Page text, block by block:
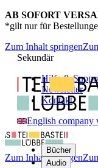
AB SOFORT
*gilt nur für
Zum Inhalt springen
Sekundär
Hilfe &
Newsletter
Kontakt
English company
Bücher
Audio
Zum Inhalt springen